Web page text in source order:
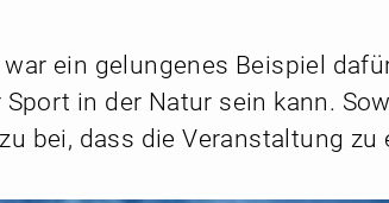
ein gelungenes Beispiel
in der Natur sein kann.
bei, dass die Veranstaltung